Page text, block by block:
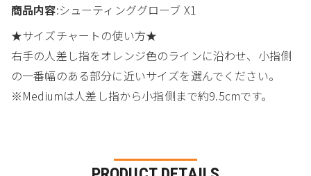
商品内容:シューティンググローブ X1
★サイズチャートの使い方★
右手の人差し指をオレンジ色のラインに沿わせ、小指側
の一番幅のある部分に近いサイズを選んでください。
※Mediumは人差し指から小指側まで約9.5cmです。